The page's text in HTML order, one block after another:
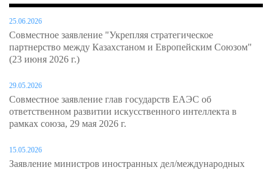
25.06.2026
Совместное заявление "Укрепляя стратегическое
партнерство между Казахстаном и Европейским Союзом"
(23 июня 2026 г.)
29.05.2026
Совместное заявление глав государств ЕАЭС об
ответственном развитии искусственного интеллекта в
рамках союза, 29 мая 2026 г.
15.05.2026
Заявление министров иностранных дел/международных